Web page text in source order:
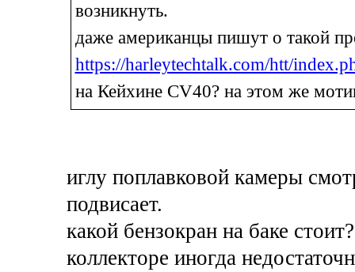
возникнуть.
даже американцы пишут о такой
https://harleytechtalk.com/htt/
на Кейхине CV40? на этом же
иглу поплавковой камеры
подвисает.
какой бензокран на баке
коллекторе иногда